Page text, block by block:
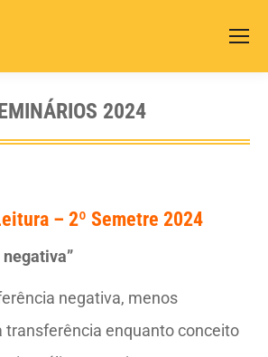
2024
– 2º Semetre 2024
negativa, menos
transferência enquanto conceito